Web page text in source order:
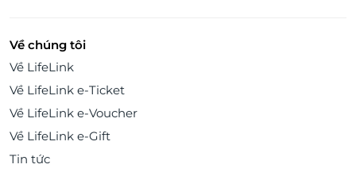
Về chúng tôi
Về LifeLink
Về LifeLink e-Ticket
Về LifeLink e-Voucher
Về LifeLink e-Gift
Tin tức